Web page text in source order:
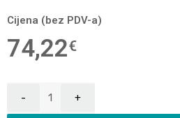
Cijena (bez PDV-a)
74,22€